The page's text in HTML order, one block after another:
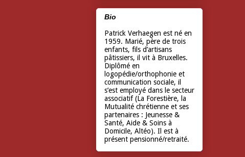
Bio
Patrick Verhaegen est né en
1959. Marié, père de trois
enfants, fils d’artisans
pâtissiers, il vit à Bruxelles.
Diplômé en
logopédie/orthophonie et
communication sociale, il
s’est employé dans le secteur
associatif (La Forestière, la
Mutualité chrétienne et ses
partenaires : Jeunesse &
Santé, Aide & Soins à
Domicile, Altéo). Il est à
présent pensionné/retraité.